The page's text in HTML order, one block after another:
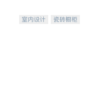
室内设计
瓷砖橱柜